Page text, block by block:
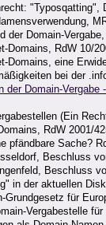
der Domain-
Domains, RdW 10/
Domains, eine
bei der
der Domain-Vergabe
(Ein
RdW 2001/
pfändbare Sache?
Beschluss
Beschluss
in der aktuellen
für
Vergabestelle